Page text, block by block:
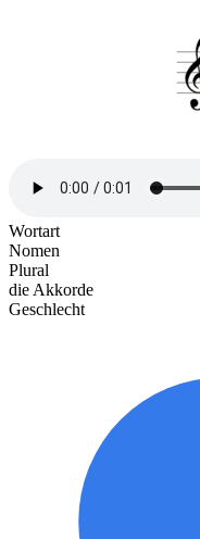
Wortart
Nomen
Plural
die Akkorde
Geschlecht